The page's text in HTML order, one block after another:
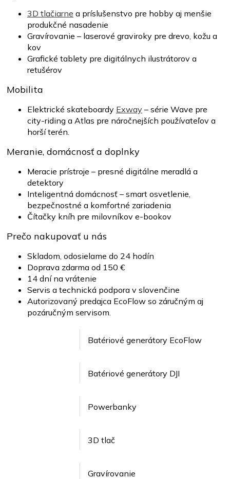
3D tlačiarne a príslušenstvo pre hobby aj menšie
produkčné nasadenie
Gravírovanie – laserové graviroky pre drevo, kožu a
kov
Grafické tablety pre digitálnych ilustrátorov a
retušérov
Mobilita
Elektrické skateboardy Exway – série Wave pre
city-riding a Atlas pre náročnejších používateľov a
horší terén.
Meranie, domácnosť a doplnky
Meracie prístroje – presné digitálne meradlá a
detektory
Inteligentná domácnosť – smart osvetlenie,
bezpečnostné a komfortné zariadenia
Čítačky kníh pre milovníkov e-bookov
Prečo nakupovať u nás
Skladom, odosielame do 24 hodín
Doprava zdarma od 150 €
14 dní na vrátenie
Servis a technická podpora v slovenčine
Autorizovaný predajca EcoFlow so záručným aj
pozáručným servisom.
Batériové generátory EcoFlow
Batériové generátory DJI
Powerbanky
3D tlač
Gravírovanie